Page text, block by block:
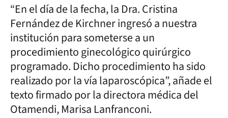
“En el día de la fecha, la Dra. Cristina
Fernández de Kirchner ingresó a nuestra
institución para someterse a un
procedimiento ginecológico quirúrgico
programado. Dicho procedimiento ha sido
realizado por la vía laparoscópica”, añade el
texto firmado por la directora médica del
Otamendi, Marisa Lanfranconi.